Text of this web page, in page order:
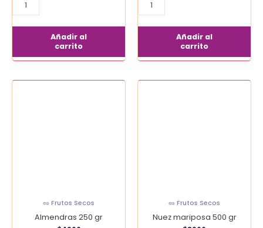
Añadir al
carrito
Añadir al
carrito
🥜 Frutos Secos
Almendras 250 gr
🥜 Frutos Secos
Nuez mariposa 500 gr